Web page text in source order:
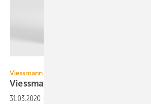
Viessmann
Viessmann stellt Aktivitäten der
31.03.2020 -